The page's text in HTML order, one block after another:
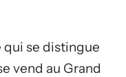
qui se distingue
vend au Grand